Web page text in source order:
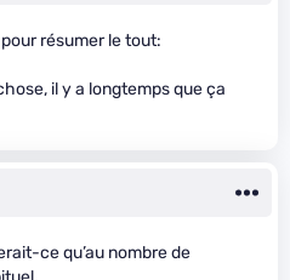
résumer le tout:
il y a longtemps que ça
ce qu’au nombre de